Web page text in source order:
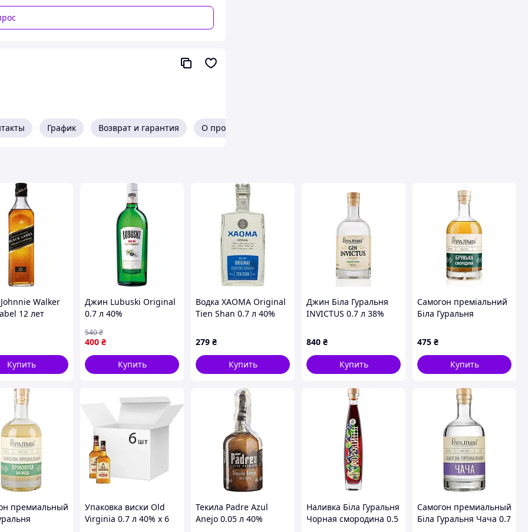
из трех разных видов односолодового
«женят» для достижения высочайшего уровня
что дало виски возможность участвовать в
График Возврат и гарантия О продавце
Walker
12 лет
Купить
Джин Lubuski Original
0.7 л 40%
400 ₴
540₴
Купить
Водка XAOMA Original
Tien Shan 0.7 л 40%
279 ₴
Купить
Джин Біла Гуральня
INVICTUS 0.7 л 38%
840 ₴
Купить
Самогон преміальний
Біла Гуральня
СМОРОДИНИ 0.7 л
38% (4820273780326)
475 ₴
Купить
премиальный
Упаковка виски Old
Virginia 0.7 л 40% х 6
Текила Padre Azul
Anejo 0.05 л 40%
Наливка Біла Гуральня
Чорная смородина 0.5
Самогон премиальный
Біла Гуральня Чача 0.7